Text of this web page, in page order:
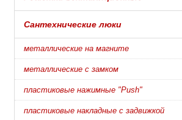
Сантехнические люки
металлические на магните
металлические с замком
пластиковые нажимные "Push"
пластиковые накладные с задвижкой